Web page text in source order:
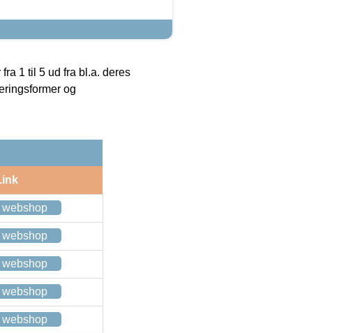
1 til 5 ud fra bl.a. deres
og
webshop
webshop
webshop
webshop
webshop